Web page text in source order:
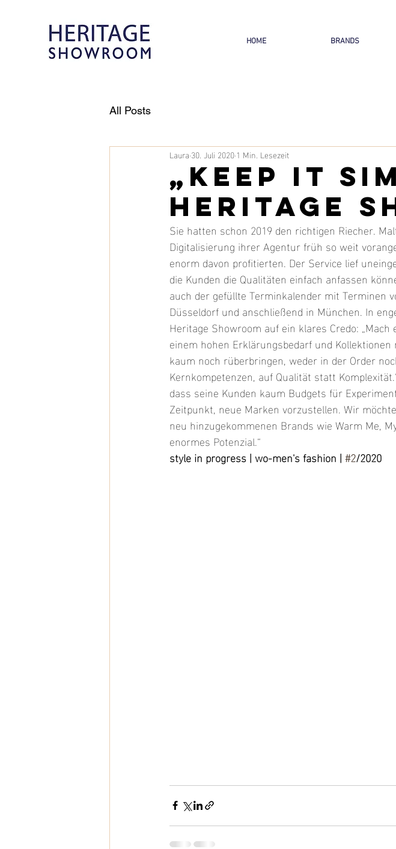
HOME BRANDS
All Posts
„Keep it
Heritage
Laura 30. Juli 2020 1 Min. Lesezeit
Sie hatten schon 2019 den richtigen Riecher.
Digitalisierung ihrer Agentur früh so weit
enorm davon profitierten. Der Service lief
die Kunden die Qualitäten einfach anfassen
auch der gefüllte Terminkalender mit Terminen
Düsseldorf und anschließend in München. In
Heritage Showroom auf ein klares Credo:
einem hohen Erklärungsbedarf und
kaum noch rüberbringen, weder in der Order
Kernkompetenzen, auf Qualität statt
dass seine Kunden kaum Budgets für
Zeitpunkt, neue Marken vorzustellen. Wir
neu hinzugekommenen Brands wie Warm Me,
enormes Potenzial.“
style in progress | wo-men's fashion | #2/2020